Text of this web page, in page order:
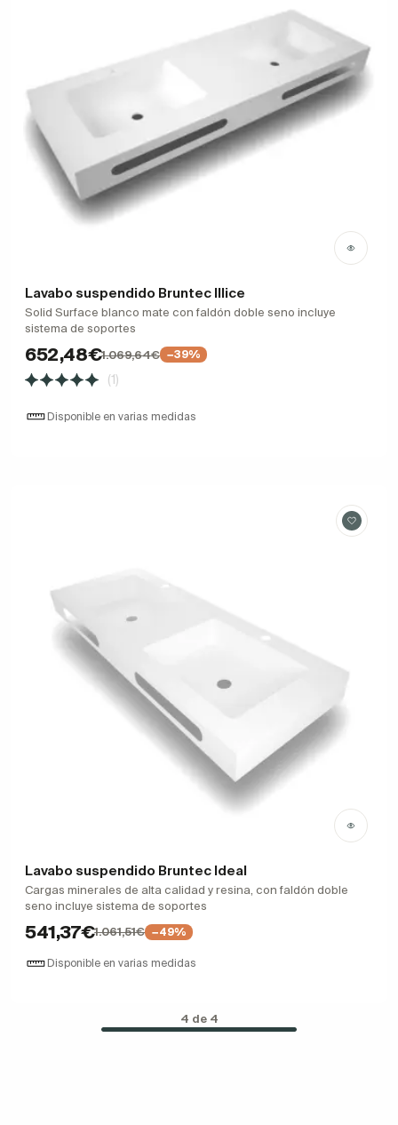
Lavabo suspendido Bruntec Illice
Solid Surface blanco mate con faldón doble seno incluye
sistema de soportes
652,48€1.069,64€ −39%
(1)
Disponible en varias medidas
Lavabo suspendido Bruntec Ideal
Cargas minerales de alta calidad y resina, con faldón doble
seno incluye sistema de soportes
541,37€1.061,51€ −49%
Disponible en varias medidas
4 de 4